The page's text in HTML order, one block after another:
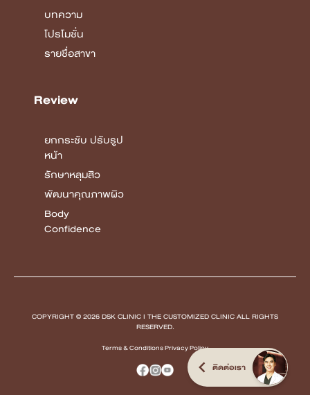
บทความ
โปรโมชั่น
รายชื่อสาขา
Review
ยกกระชับ ปรับรูป
หน้า
รักษาหลุมสิว
พัฒนาคุณภาพผิว
Body
Confidence
COPYRIGHT © 2026 DSK CLINIC I THE CUSTOMIZED CLINICALL RIGHTS
RESERVED.
Terms & Conditions Privacy Policy
ติดต่อเรา